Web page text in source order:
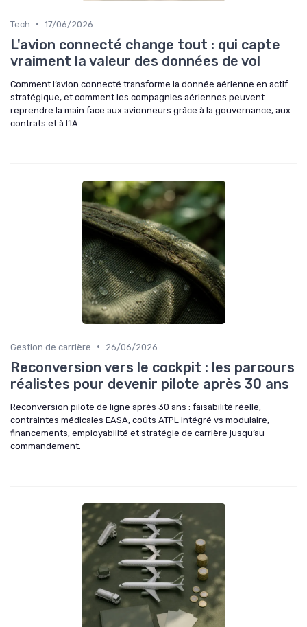
Tech • 17/06/2026
L'avion connecté change tout : qui capte
vraiment la valeur des données de vol
Comment l’avion connecté transforme la donnée aérienne en actif
stratégique, et comment les compagnies aériennes peuvent
reprendre la main face aux avionneurs grâce à la gouvernance, aux
contrats et à l’IA.
Gestion de carrière • 26/06/2026
Reconversion vers le cockpit : les parcours
réalistes pour devenir pilote après 30 ans
Reconversion pilote de ligne après 30 ans : faisabilité réelle,
contraintes médicales EASA, coûts ATPL intégré vs modulaire,
financements, employabilité et stratégie de carrière jusqu’au
commandement.